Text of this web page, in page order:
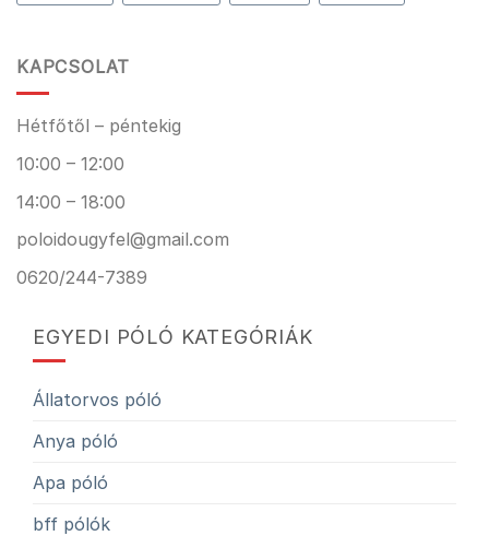
KAPCSOLAT
Hétfőtől – péntekig
10:00 – 12:00
14:00 – 18:00
poloidougyfel@gmail.com
0620/244-7389
EGYEDI PÓLÓ KATEGÓRIÁK
Állatorvos póló
Anya póló
Apa póló
bff pólók